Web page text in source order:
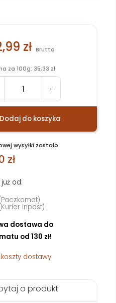
zł Brutto
za 100g: 35,33 zł
+
Dodaj do koszyka
wysyłki zostało
zł
już od:
Inpost)
dostawa do
od 130 zł!
koszty dostawy
o produkt